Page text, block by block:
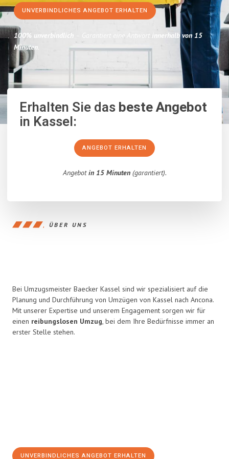
UNVERBINDLICHES ANGEBOT ERHALTEN
100% unverbindlich – Garantiert eine Antwort innerhalb von 15
Minuten.
Erhalten Sie dasbeste Angebot
in Kassel:
ANGEBOT ERHALTEN
Angebotin 15 Minuten(garantiert).
ÜBER UNS
Bei Umzugsmeister Baecker Kassel sind wir spezialisiert auf die
Planung und Durchführung von Umzügen von Kassel nach Ancona.
Mit unserer Expertise und unserem Engagement sorgen wir für
einen reibungslosen Umzug, bei dem Ihre Bedürfnisse immer an
erster Stelle stehen.
UNVERBINDLICHES ANGEBOT ERHALTEN